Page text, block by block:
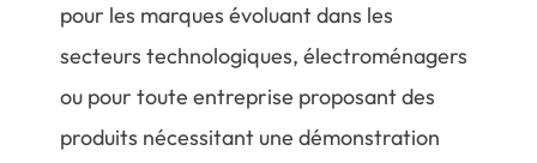
pour les marques évoluant dans les
secteurs technologiques, électroménagers
ou pour toute entreprise proposant des
produits nécessitant une démonstration